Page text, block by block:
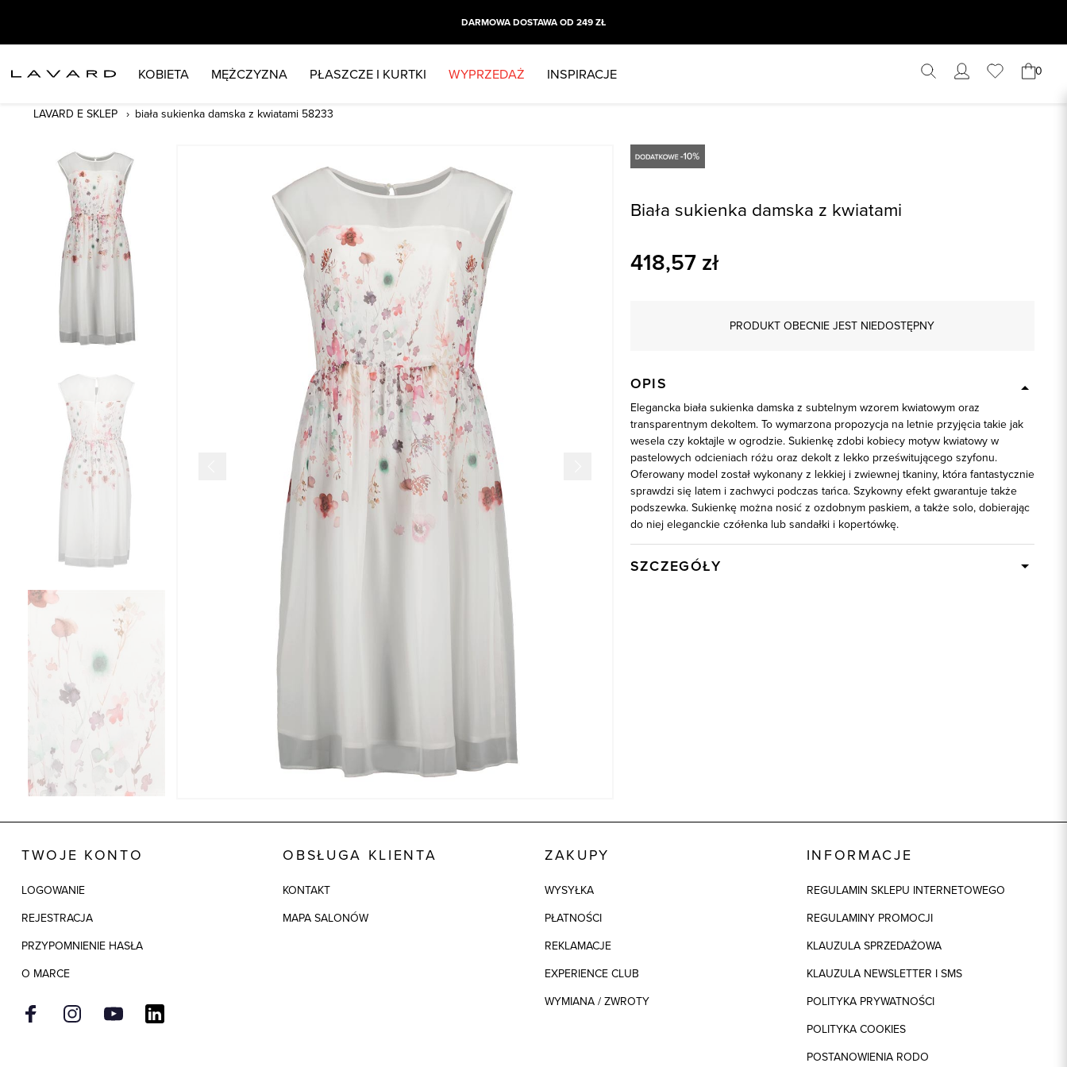
DARMOWA DOSTAWA OD 249 ZŁ
KOBIETA MĘŻCZYZNA PŁASZCZE I KURTKI WYPRZEDAŻ INSPIRACJE 0
LAVARD E SKLEP biała sukienka damska z kwiatami 58233
Biała sukienka damska z kwiatami
418,57 zł
PRODUKT OBECNIE JEST NIEDOSTĘPNY
OPIS
Elegancka biała sukienka damska z subtelnym wzorem kwiatowym oraz
transparentnym dekoltem. To wymarzona propozycja na letnie przyjęcia takie jak
wesela czy koktajle w ogrodzie. Sukienkę zdobi kobiecy motyw kwiatowy w
pastelowych odcieniach różu oraz dekolt z lekko prześwitującego szyfonu.
Oferowany model został wykonany z lekkiej i zwiewnej tkaniny, która fantastycznie
sprawdzi się latem i zachwyci podczas tańca. Szykowny efekt gwarantuje także
podszewka. Sukienkę można nosić z ozdobnym paskiem, a także solo, dobierając
do niej eleganckie czółenka lub sandałki i kopertówkę.
SZCZEGÓŁY
TWOJE KONTO
LOGOWANIE
REJESTRACJA
PRZYPOMNIENIE HASŁA
O MARCE
OBSŁUGA KLIENTA
KONTAKT
MAPA SALONÓW
ZAKUPY
WYSYŁKA
PŁATNOŚCI
REKLAMACJE
EXPERIENCE CLUB
WYMIANA / ZWROTY
INFORMACJE
REGULAMIN SKLEPU INTERNETOWEGO
REGULAMINY PROMOCJI
KLAUZULA SPRZEDAŻOWA
KLAUZULA NEWSLETTER I SMS
POLITYKA PRYWATNOŚCI
POLITYKA COOKIES
POSTANOWIENIA RODO